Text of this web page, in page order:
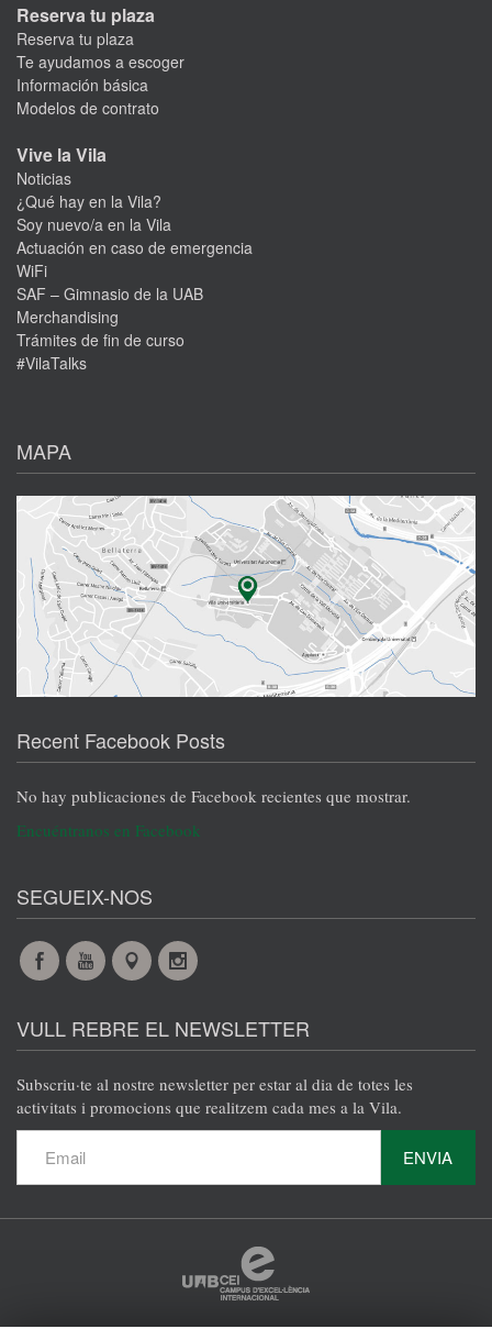
Reserva tu plaza
Reserva tu plaza
Te ayudamos a escoger
Información básica
Modelos de contrato
Vive la Vila
Noticias
¿Qué hay en la Vila?
Soy nuevo/a en la Vila
Actuación en caso de emergencia
WiFi
SAF – Gimnasio de la UAB
Merchandising
Trámites de fin de curso
#VilaTalks
MAPA
Recent Facebook Posts
No hay publicaciones de Facebook recientes que mostrar.
Encuéntranos en Facebook
SEGUEIX-NOS
FacebookYouTubeMapsInstagram
VULL REBRE EL NEWSLETTER
Subscriu·te al nostre newsletter per estar al dia de totes les
activitats i promocions que realitzem cada mes a la Vila.
ENVIA